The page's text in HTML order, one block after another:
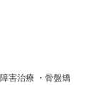
害治療 ・骨盤矯